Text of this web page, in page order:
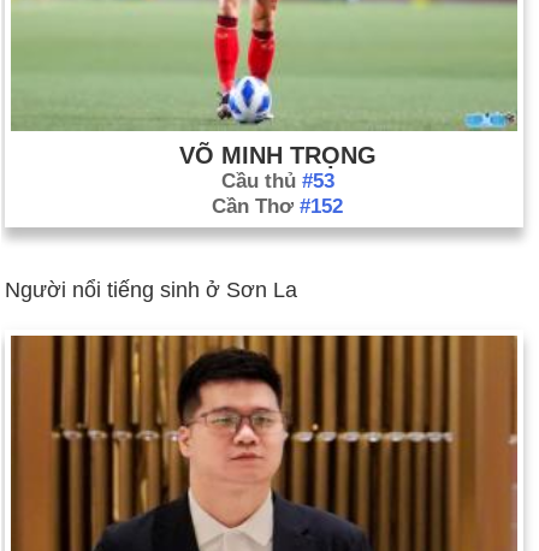
VÕ MINH TRỌNG
Cầu thủ #53
Cần Thơ #152
Người nổi tiếng sinh ở Sơn La